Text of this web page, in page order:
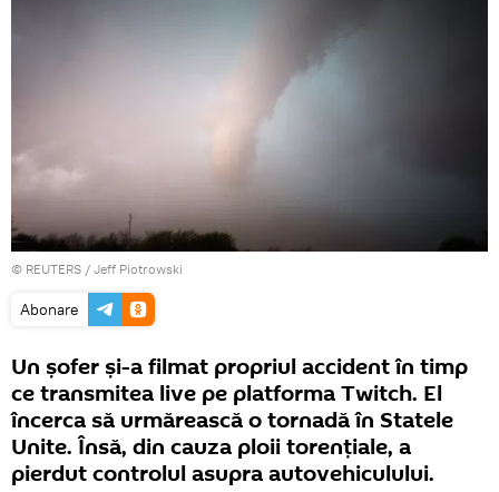
© REUTERS / Jeff Piotrowski
Abonare
Un şofer şi-a filmat propriul accident în timp
ce transmitea live pe platforma Twitch. El
încerca să urmărească o tornadă în Statele
Unite. Însă, din cauza ploii torenţiale, a
pierdut controlul asupra autovehiculului.